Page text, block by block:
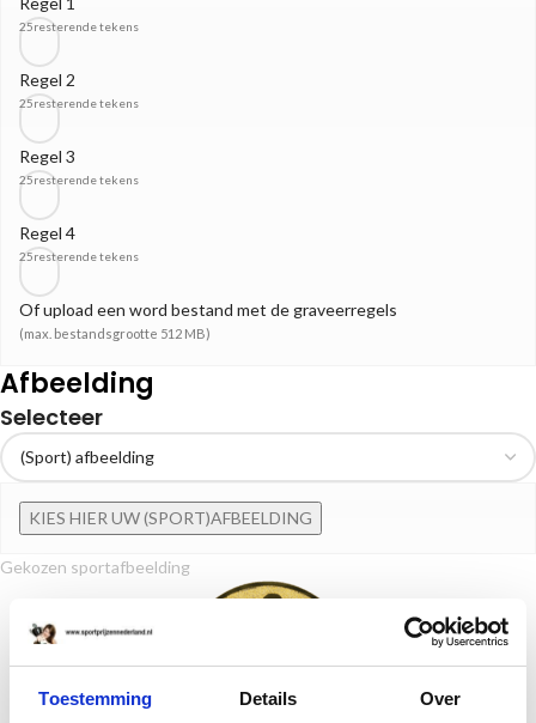
Toestemming Details Over
25resterende tekens
Regel 2
25resterende tekens
Regel 3
25resterende tekens
Regel 4
25resterende tekens
Of upload een word bestand met de graveerregels
(max. bestandsgrootte 512 MB)
Afbeelding
Selecteer
KIES HIER UW (SPORT)AFBEELDING
Gekozen sportafbeelding